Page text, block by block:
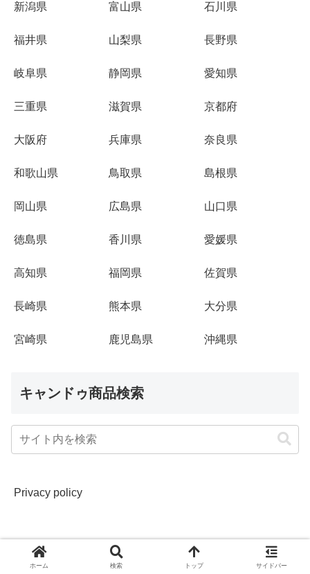
新潟県 富山県 石川県
福井県 山梨県 長野県
岐阜県 静岡県 愛知県
三重県 滋賀県 京都府
大阪府 兵庫県 奈良県
和歌山県 鳥取県 島根県
岡山県 広島県 山口県
徳島県 香川県 愛媛県
高知県 福岡県 佐賀県
長崎県 熊本県 大分県
宮崎県 鹿児島県 沖縄県
キャンドゥ商品検索
Privacy policy
ホーム 検索 トップ サイドバー